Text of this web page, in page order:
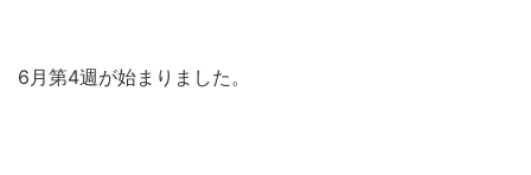
6月第4週が始まりました。